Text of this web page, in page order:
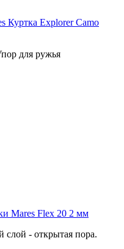
Куртка Explorer Camo
для ружья
Mares Flex 20 2 мм
- открытая пора.